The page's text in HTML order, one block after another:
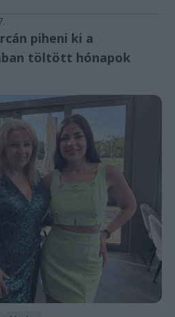
piheni ki a
töltött hónapok